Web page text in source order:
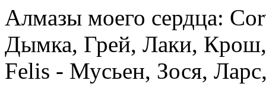
Алмазы моего сердца:
Дымка, Грей, Лаки,
Felis - Мусьен, Зося,